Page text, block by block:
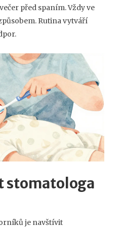
před spaním. Vždy ve
Rutina vytváří
stomatologa
je navštívit